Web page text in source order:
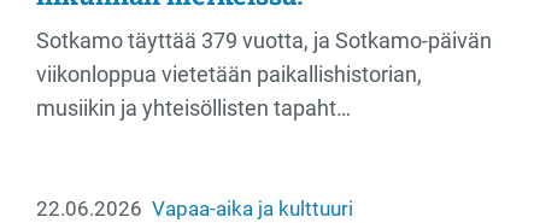
Sotkamo täyttää 379 vuotta, ja Sotkamo-päivän
viikonloppua vietetään paikallishistorian,
musiikin ja yhteisöllisten tapaht…
22.06.2026 Vapaa-aika ja kulttuuri